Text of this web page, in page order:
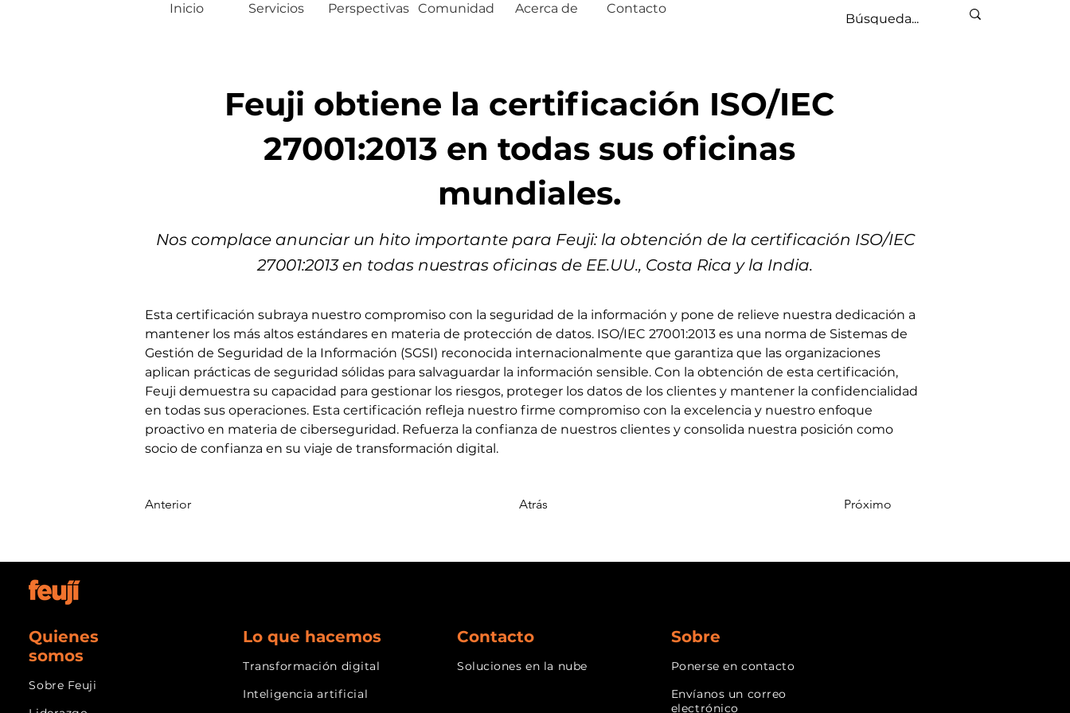
Inicio Servicios Perspectivas Comunidad Acerca de Contacto
Feuji obtiene la certificación ISO/IEC
27001:2013 en todas sus oficinas
mundiales.
Nos complace anunciar un hito importante para Feuji: la obtención de la certificación ISO/IEC
27001:2013 en todas nuestras oficinas de EE.UU., Costa Rica y la India.
Esta certificación subraya nuestro compromiso con la seguridad de la información y pone de relieve nuestra dedicación a
mantener los más altos estándares en materia de protección de datos. ISO/IEC 27001:2013 es una norma de Sistemas de
Gestión de Seguridad de la Información (SGSI) reconocida internacionalmente que garantiza que las organizaciones
aplican prácticas de seguridad sólidas para salvaguardar la información sensible. Con la obtención de esta certificación,
Feuji demuestra su capacidad para gestionar los riesgos, proteger los datos de los clientes y mantener la confidencialidad
en todas sus operaciones. Esta certificación refleja nuestro firme compromiso con la excelencia y nuestro enfoque
proactivo en materia de ciberseguridad. Refuerza la confianza de nuestros clientes y consolida nuestra posición como
socio de confianza en su viaje de transformación digital.
Anterior Próximo
Atrás
Quienes
somos
Sobre Feuji
Lo que hacemos
Transformación digital
Inteligencia artificial
Contacto
Soluciones en la nube
Sobre
Ponerse en contacto
Envíanos un correo
electrónico